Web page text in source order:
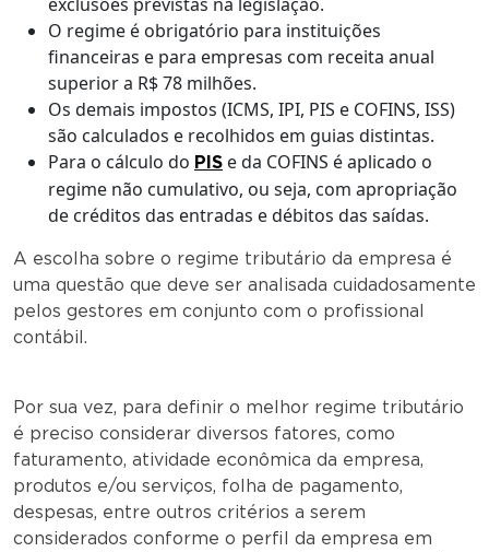
O regime é obrigatório para instituições
financeiras e para empresas com receita anual
superior a R$ 78 milhões.
Os demais impostos (ICMS, IPI, PIS e COFINS, ISS)
são calculados e recolhidos em guias distintas.
Para o cálculo do PIS e da COFINS é aplicado o
regime não cumulativo, ou seja, com apropriação
de créditos das entradas e débitos das saídas.
A escolha sobre o regime tributário da empresa é
uma questão que deve ser analisada cuidadosamente
pelos gestores em conjunto com o profissional
contábil.
Por sua vez, para definir o melhor regime tributário
é preciso considerar diversos fatores, como
faturamento, atividade econômica da empresa,
produtos e/ou serviços, folha de pagamento,
despesas, entre outros critérios a serem
considerados conforme o perfil da empresa em